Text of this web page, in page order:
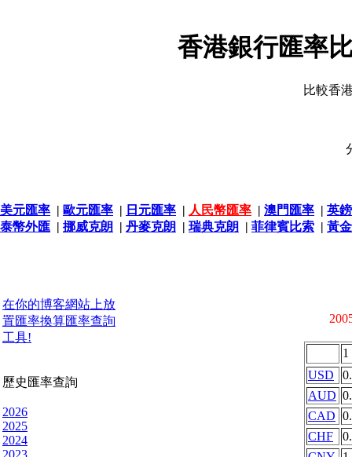
香港銀行匯率
比較香
美元匯率 | 歐元匯率 | 日元匯率 | 人民幣匯率 | 澳門匯率 | 英
泰幣外匯 | 挪威克朗 | 丹麥克朗 | 瑞典克朗 | 菲律賓比索 | 黃
在你的博客網站上放
置匯率換算匯率查詢
工具!
歷史匯率查詢
2026
2025
2024
1
USD
AUD
CAD
CHF